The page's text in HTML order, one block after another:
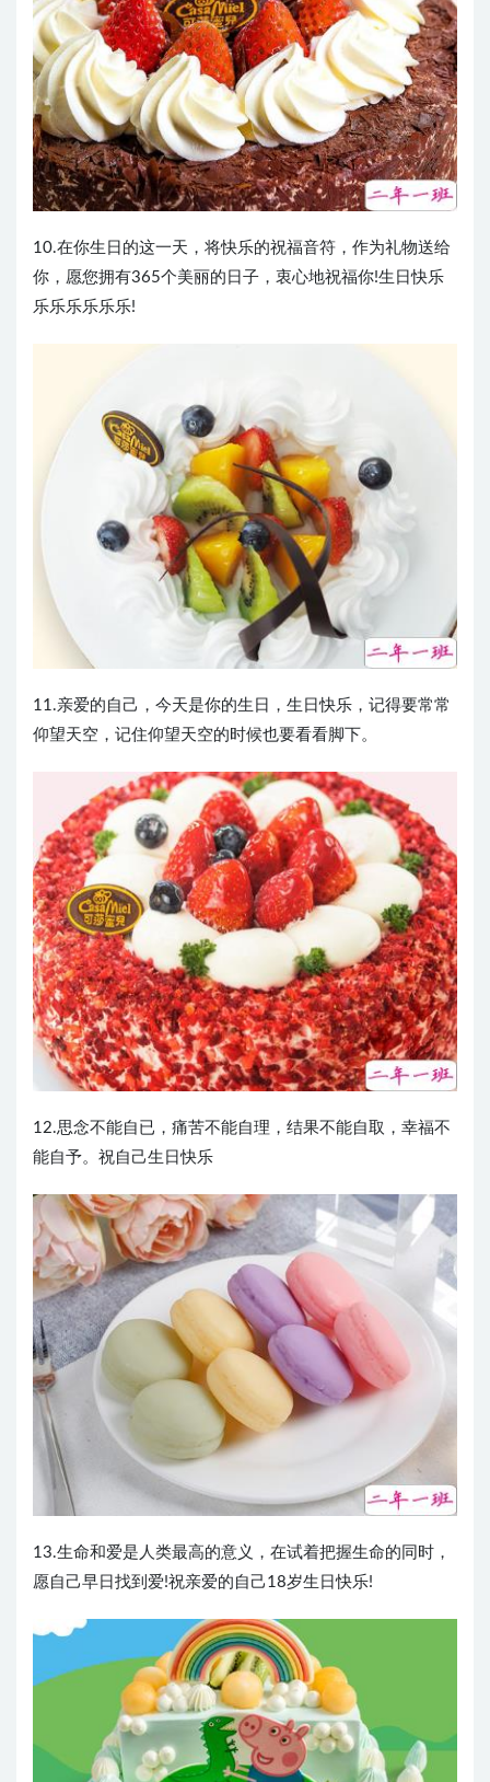
10.在你生日的这一天，将快乐的祝福音符，作为礼物送给
你，愿您拥有365个美丽的日子，衷心地祝福你!生日快乐
乐乐乐乐乐乐!
11.亲爱的自己，今天是你的生日，生日快乐，记得要常常
仰望天空，记住仰望天空的时候也要看看脚下。
12.思念不能自已，痛苦不能自理，结果不能自取，幸福不
能自予。祝自己生日快乐
13.生命和爱是人类最高的意义，在试着把握生命的同时，
愿自己早日找到爱!祝亲爱的自己18岁生日快乐!